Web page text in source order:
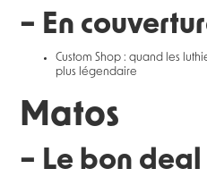
– En
Custom Shop : quand les
plus légendaire
Matos
– Le bon deal